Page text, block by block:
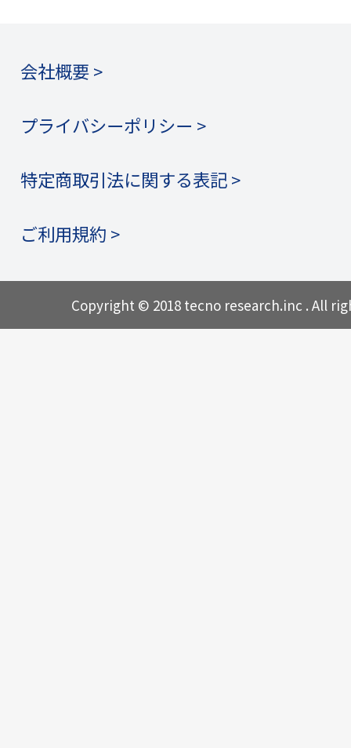
会社概要 >
プライバシーポリシー >
特定商取引法に関する表記 >
ご利用規約 >
Copyright © 2018 tecno research.inc . All